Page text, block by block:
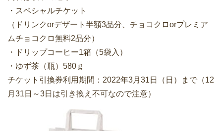
・スペシャルチケット
（ドリンクorデザート半額3品分、チョコクロorプレミア
ムチョコクロ無料2品分）
・ドリップコーヒー1箱（5袋入）
・ゆず茶（瓶）580ｇ
チケット引換券利用期間：2022年3月31日（日）まで（12
月31日～3日は引き換え不可なので注意）